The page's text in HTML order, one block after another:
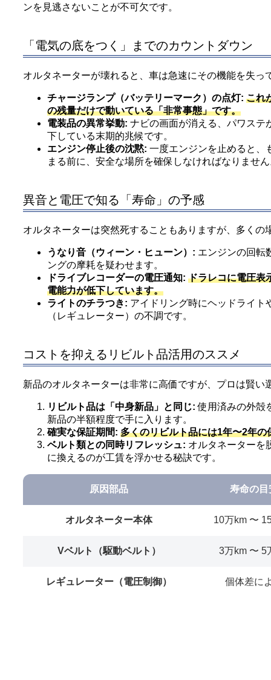
ンを見逃さないことが不可欠です。
「電気の底をつく」までのカウントダウン
オルタネーターが壊れると、車は急速にその機能を失っ
チャージランプ（バッテリーマーク）の点灯: これ
の残量だけで動いている「非常事態」です。
電装品の異常挙動: ナビの画面が消える、パワステ
下している末期的兆候です。
エンジン停止後の沈黙: 一度エンジンを止めると、
まる前に、安全な場所を確保しなければなりませ
異音と電圧で知る「寿命」の予感
オルタネーターは突然死することもありますが、多く
うなり音（ウィーン・ヒューン）: エンジンの回転
ングの摩耗を疑わせます。
ドライブレコーダーの電圧通知: ドラレコに電圧表
電能力が低下しています。
ライトのチラつき: アイドリング時にヘッドライト
（レギュレーター）の不調です。
コストを抑えるリビルト品活用のススメ
新品のオルタネーターは非常に高価ですが、プロは賢い
リビルト品は「中身新品」と同じ: 使用済みの外殻
新品の半額程度で手に入ります。
確実な保証期間: 多くのリビルト品には1年〜2年
ベルト類との同時リフレッシュ: オルタネーターを
に換えるのが工賃を浮かせる秘訣です。
原因部品 寿命の目
オルタネーター本体 10万km 〜
Vベルト（駆動ベルト） 3万km 〜 5
レギュレーター（電圧制御） 個体差に